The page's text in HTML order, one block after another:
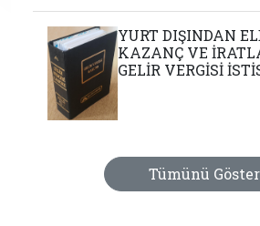
YURT DIŞINDAN
KAZANÇ VE
GELİR VERGİSİ
Tümünü Göster